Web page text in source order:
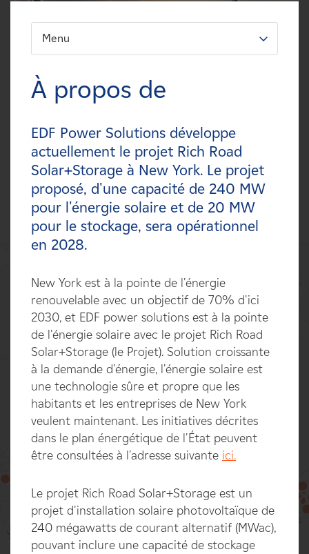
Carrières
Contactez-nous
Affiliés
FILTREZ:
Technologies
Statuts
Pays
100%
Menu
À propos de
EDF Power Solutions développe
actuellement le projet Rich Road
Solar+Storage à New York. Le projet
proposé, d'une capacité de 240 MW
pour l'énergie solaire et de 20 MW
pour le stockage, sera opérationnel
en 2028.
New York est à la pointe de l'énergie
renouvelable avec un objectif de 70% d'ici
2030, et EDF power solutions est à la pointe
de l'énergie solaire avec le projet Rich Road
Solar+Storage (le Projet). Solution croissante
à la demande d'énergie, l'énergie solaire est
une technologie sûre et propre que les
habitants et les entreprises de New York
veulent maintenant. Les initiatives décrites
dans le plan énergétique de l'État peuvent
être consultées à l'adresse suivante ici.
Le projet Rich Road Solar+Storage est un
projet d'installation solaire photovoltaïque de
240 mégawatts de courant alternatif (MWac),
pouvant inclure une capacité de stockage